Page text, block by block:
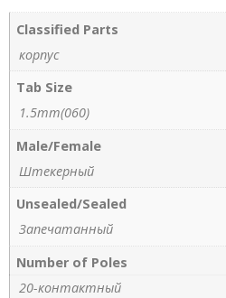
Classified Parts
корпус
Tab Size
1.5mm(060)
Male/Female
Штекерный
Unsealed/Sealed
Запечатанный
Number of Poles
20-контактный